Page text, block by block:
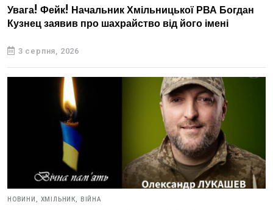
Увага! Фейк! Начальник Хмільницької РВА Богдан
Кузнец заявив про шахрайство від його імені
3 серпня, 2026
НОВИНИ, ХМІЛЬНИК, ВІЙНА